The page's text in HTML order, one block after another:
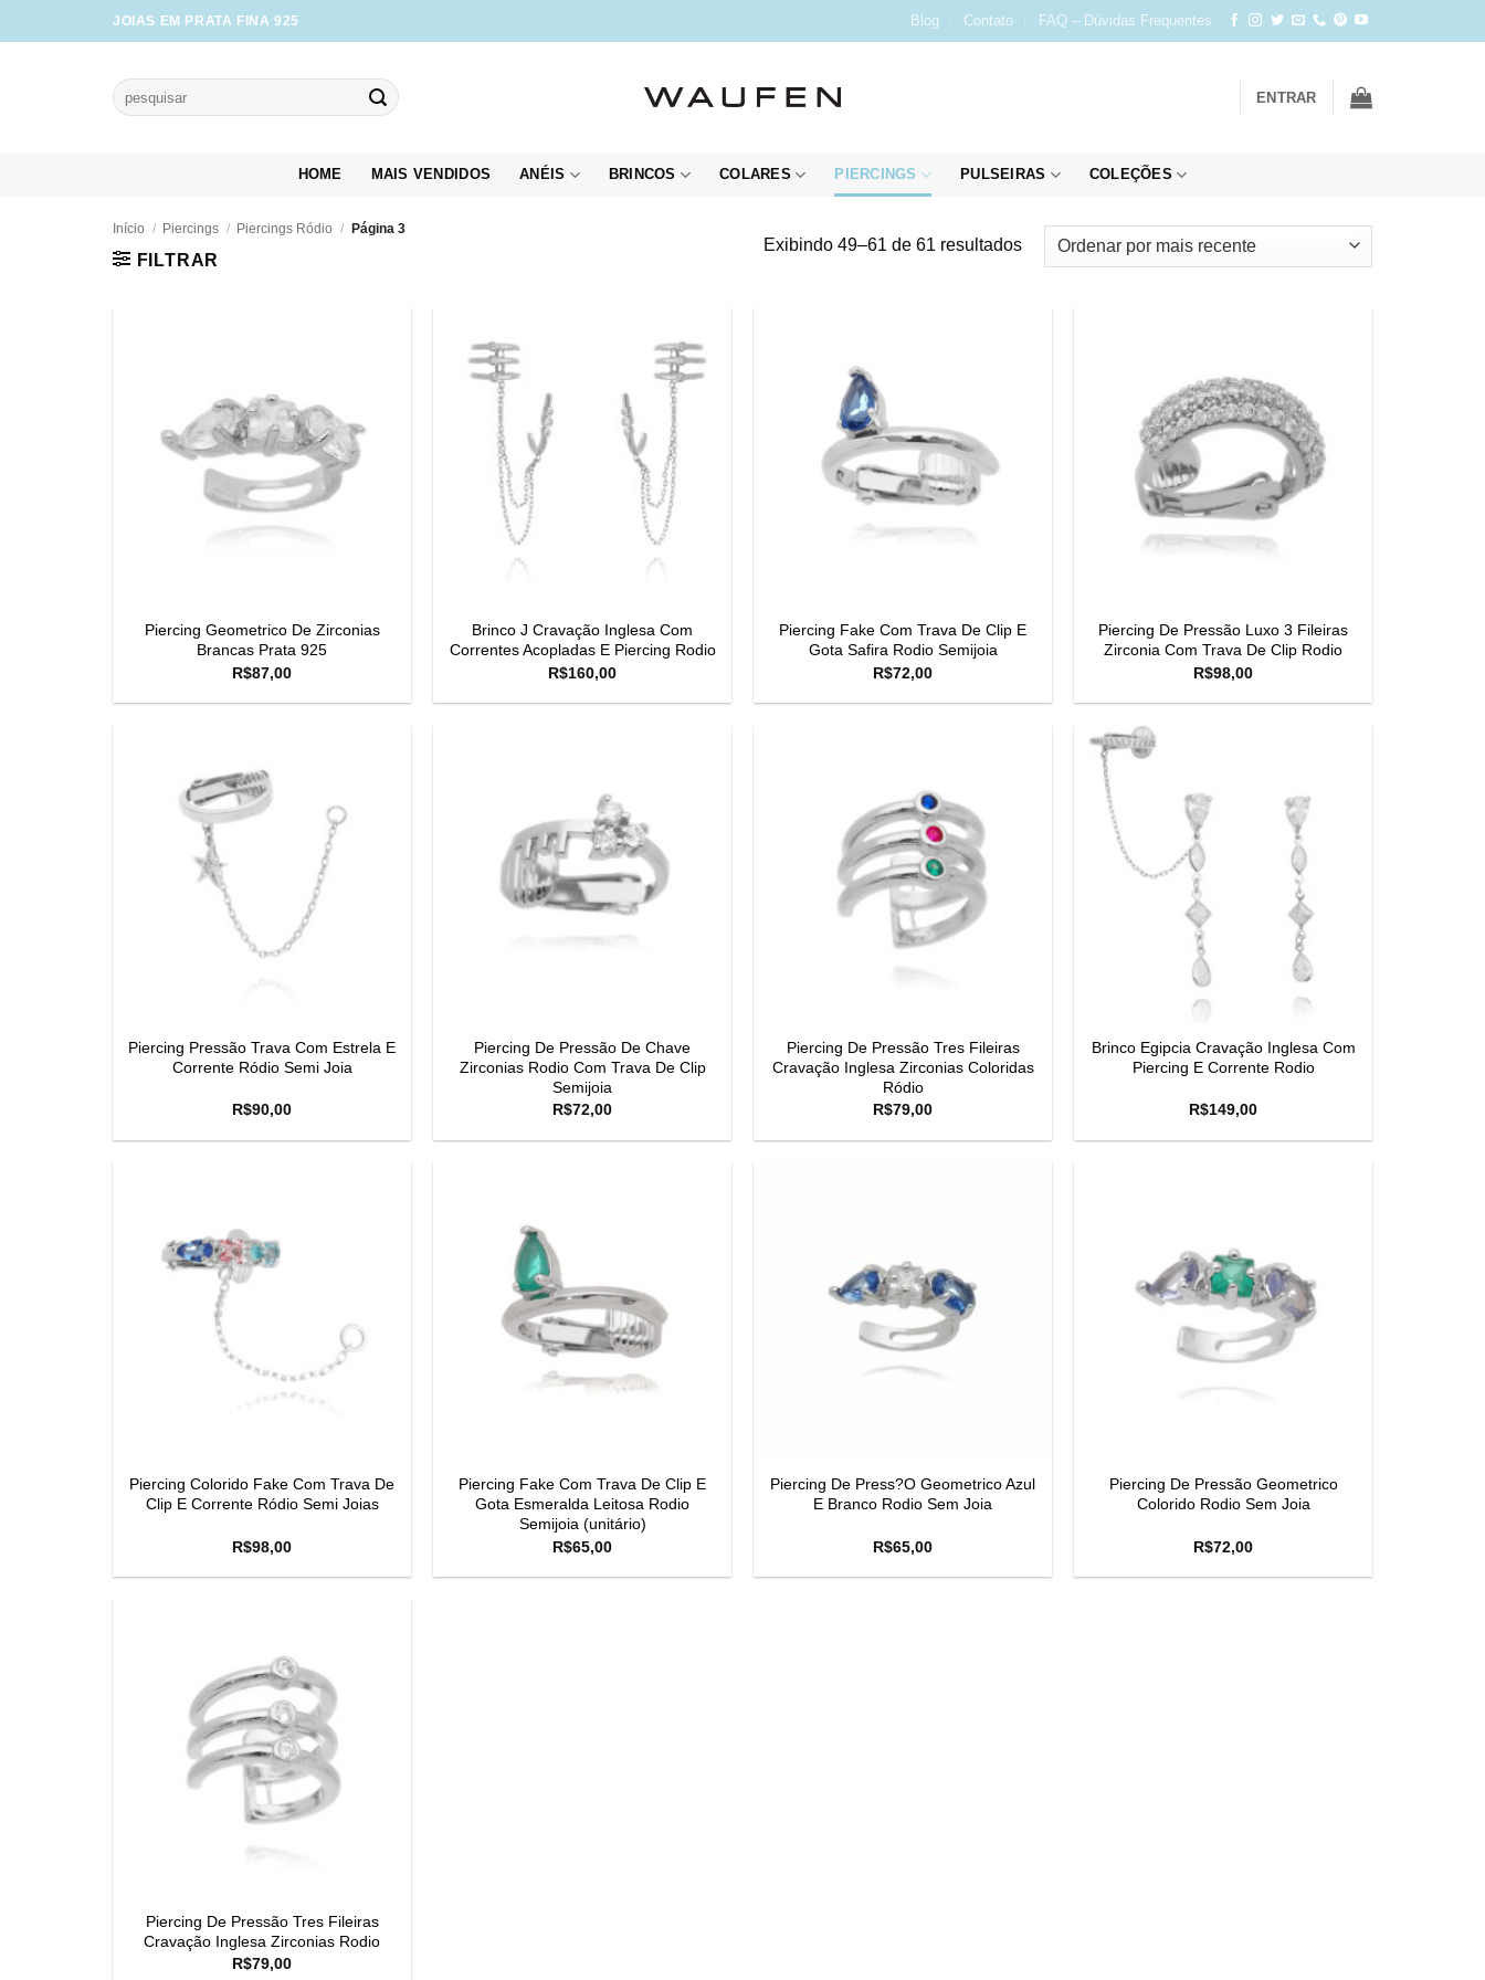
to
JOIAS EM PRATA FINA 925 Blog Contato FAQ – Dúvidas Frequentes
Pesquisar
por:
ENTRAR
HOME MAIS VENDIDOS ANÉIS BRINCOS COLARES PIERCINGS PULSEIRAS COLEÇÕES
Início / Piercings / Piercings Ródio / Página 3
FILTRAR
Exibindo 49–61 de 61 resultadosClassificado
por
Piercing Geometrico De Zirconias
Brancas Prata 925
R$87,00
Brinco J Cravação Inglesa Com
Correntes Acopladas E Piercing Rodio
R$160,00
Piercing Fake Com Trava De Clip E
Gota Safira Rodio Semijoia
R$72,00
Piercing De Pressão Luxo 3 Fileiras
Zirconia Com Trava De Clip Rodio
R$98,00
Piercing Pressão Trava Com Estrela E
Corrente Ródio Semi Joia
R$90,00
Piercing De Pressão De Chave
Zirconias Rodio Com Trava De Clip
Semijoia
R$72,00
Piercing De Pressão Tres Fileiras
Cravação Inglesa Zirconias Coloridas
Ródio
R$79,00
Brinco Egipcia Cravação Inglesa Com
Piercing E Corrente Rodio
R$149,00
Piercing Colorido Fake Com Trava De
Clip E Corrente Ródio Semi Joias
R$98,00
Piercing Fake Com Trava De Clip E
Gota Esmeralda Leitosa Rodio
Semijoia (unitário)
R$65,00
Piercing De Press?O Geometrico Azul
E Branco Rodio Sem Joia
R$65,00
Piercing De Pressão Geometrico
Colorido Rodio Sem Joia
R$72,00
Piercing De Pressão Tres Fileiras
Cravação Inglesa Zirconias Rodio
R$79,00